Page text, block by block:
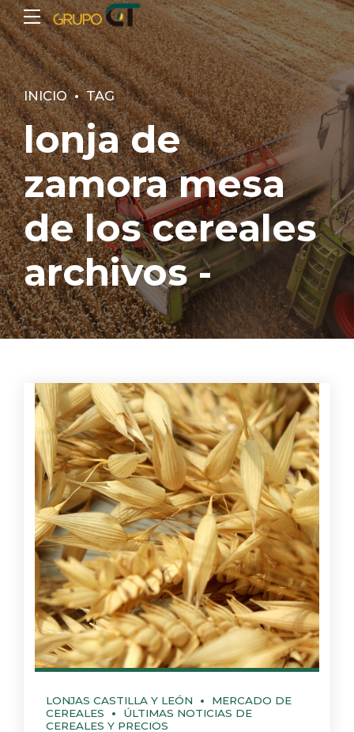
INICIO TAG
lonja de
zamora mesa
de los cereales
archivos -
LONJAS CASTILLA Y LEÓN
MERCADO DE
CEREALES
ÚLTIMAS NOTICIAS DE
CEREALES Y PRECIOS